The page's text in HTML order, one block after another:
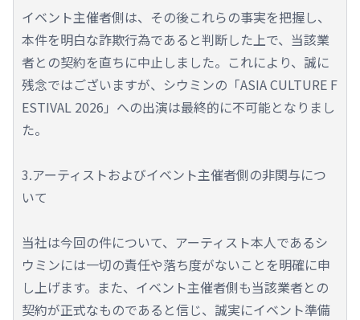
イベント主催者側は、その後これらの事実を把握し、
本件を明白な詐欺行為であると判断した上で、当該業
者との契約を直ちに中止しました。これにより、誠に
残念ではございますが、シウミンの「ASIA CULTURE F
ESTIVAL 2026」への出演は最終的に不可能となりまし
た。
3.アーティストおよびイベント主催者側の非関与につ
いて
当社は今回の件について、アーティスト本人であるシ
ウミンには一切の責任や落ち度がないことを明確に申
し上げます。また、イベント主催者側も当該業者との
契約が正式なものであると信じ、誠実にイベント準備